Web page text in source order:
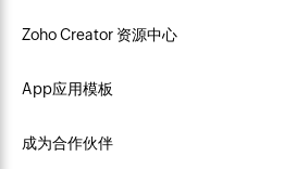
Zoho Creator 资源中心
App应用模板
成为合作伙伴